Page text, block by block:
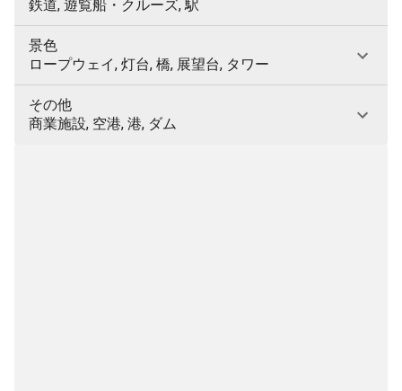
鉄道, 遊覧船・クルーズ, 駅
景色
ロープウェイ, 灯台, 橋, 展望台, タワー
その他
商業施設, 空港, 港, ダム